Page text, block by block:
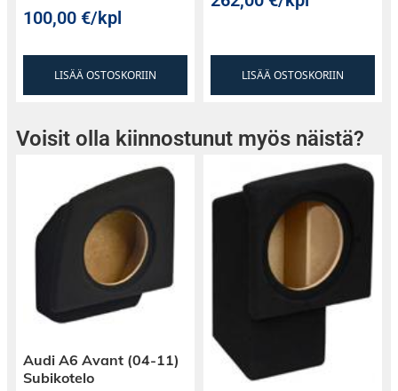
100,00€/kpl
LISÄÄ OSTOSKORIIN LISÄÄ OSTOSKORIIN
Voisit olla kiinnostunut myös näistä?
Audi A6 Avant (04-11)
Subikotelo